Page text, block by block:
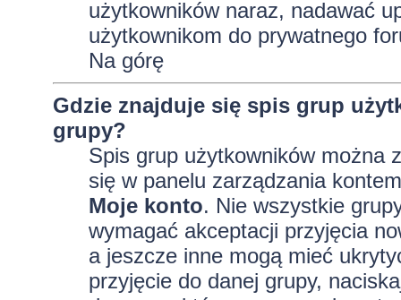
użytkowników naraz, nadawać
użytkownikom do prywatnego
Na górę
Gdzie znajduje się spis grup
grupy?
Spis grup użytkowników można
się w panelu zarządzania
Moje konto. Nie wszystkie
wymagać akceptacji przyjęcia
a jeszcze inne mogą mieć
przyjęcie do danej grupy,